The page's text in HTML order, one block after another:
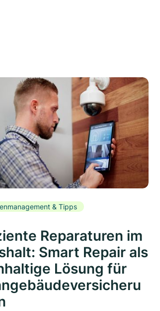
& Tipps
Reparaturen im
Smart Repair als
Lösung für